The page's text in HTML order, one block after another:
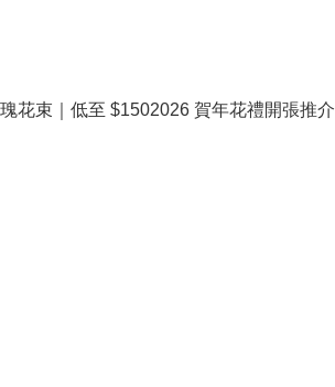
花束｜低至 $1502026 賀年花禮開張推介